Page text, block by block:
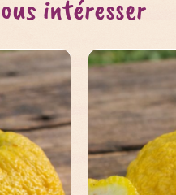
intéresser